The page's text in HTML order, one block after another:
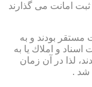
امانت می گذارند
مستقر بودند و به
و املاك یا به
لذا در آن زمان
شد .